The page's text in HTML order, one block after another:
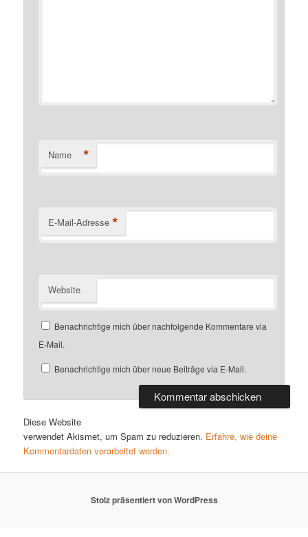
Name *
E-Mail-Adresse *
Website
Benachrichtige mich über nachfolgende Kommentare via
E-Mail.
Benachrichtige mich über neue Beiträge via E-Mail.
Diese Website
verwendet Akismet, um Spam zu reduzieren. Erfahre, wie deine
Kommentardaten verarbeitet werden.
Stolz präsentiert von WordPress